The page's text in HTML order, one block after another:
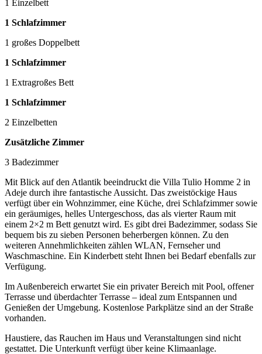
1 Einzelbett
1 Schlafzimmer
1 großes Doppelbett
1 Schlafzimmer
1 Extragroßes Bett
1 Schlafzimmer
2 Einzelbetten
Zusätzliche Zimmer
3 Badezimmer
Mit Blick auf den Atlantik beeindruckt die Villa Tulio Homme 2 in
Adeje durch ihre fantastische Aussicht. Das zweistöckige Haus
verfügt über ein Wohnzimmer, eine Küche, drei Schlafzimmer sowie
ein geräumiges, helles Untergeschoss, das als vierter Raum mit
einem 2×2 m Bett genutzt wird. Es gibt drei Badezimmer, sodass Sie
bequem bis zu sieben Personen beherbergen können. Zu den
weiteren Annehmlichkeiten zählen WLAN, Fernseher und
Waschmaschine. Ein Kinderbett steht Ihnen bei Bedarf ebenfalls zur
Verfügung.
Im Außenbereich erwartet Sie ein privater Bereich mit Pool, offener
Terrasse und überdachter Terrasse – ideal zum Entspannen und
Genießen der Umgebung. Kostenlose Parkplätze sind an der Straße
vorhanden.
Haustiere, das Rauchen im Haus und Veranstaltungen sind nicht
gestattet. Die Unterkunft verfügt über keine Klimaanlage.